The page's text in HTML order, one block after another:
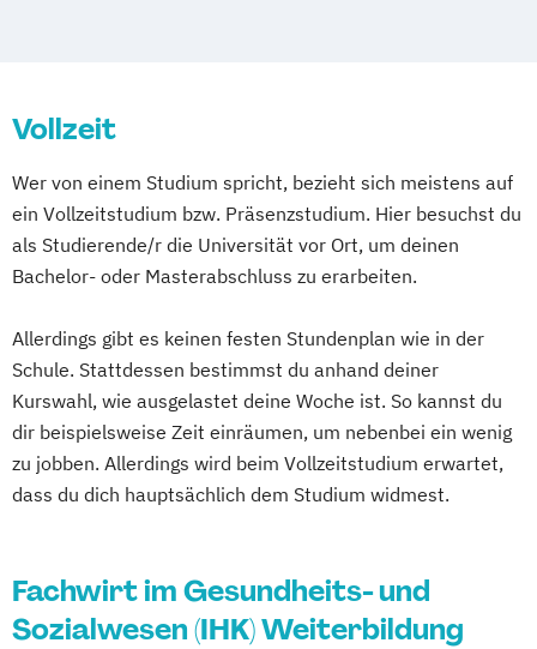
Pflege
Sozialwesen (IHK)
Hygienebeauftragter in Pflegeeinrichtungen
Dienst
Pflegetherapeut Wunde Praxisanleiter
Qualitätsbeauftragter Wundexperte
Vollzeit
Wer von einem Studium spricht, bezieht sich meistens auf
ein Vollzeitstudium bzw. Präsenzstudium. Hier besuchst du
als Studierende/r die Universität vor Ort, um deinen
Bachelor- oder Masterabschluss zu erarbeiten.
Allerdings gibt es keinen festen Stundenplan wie in der
Schule. Stattdessen bestimmst du anhand deiner
Kurswahl, wie ausgelastet deine Woche ist. So kannst du
dir beispielsweise Zeit einräumen, um nebenbei ein wenig
zu jobben. Allerdings wird beim Vollzeitstudium erwartet,
dass du dich hauptsächlich dem Studium widmest.
Fachwirt im Gesundheits- und
Sozialwesen (IHK) Weiterbildung